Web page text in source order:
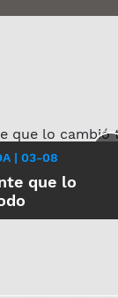
| 03-08
que lo